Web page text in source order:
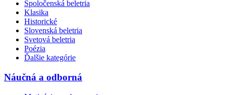
Spoločenská beletria
Klasika
Historické
Slovenská beletria
Svetová beletria
Poézia
Ďalšie kategórie
Náučná a odborná